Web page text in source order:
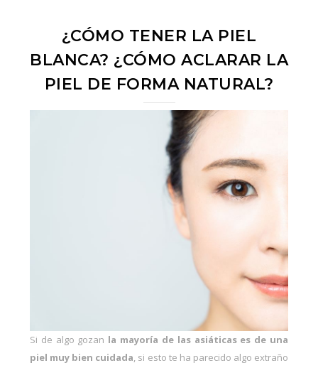
¿CÓMO TENER LA PIEL
BLANCA? ¿CÓMO ACLARAR LA
PIEL DE FORMA NATURAL?
Si de algo gozan la mayoría de las asiáticas es de una
piel muy bien cuidada, si esto te ha parecido algo extraño